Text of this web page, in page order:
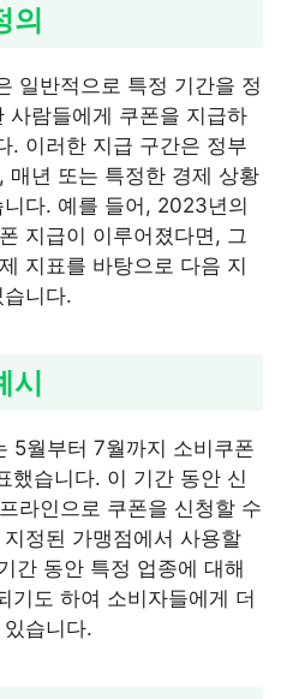
의
일반적으로 특정 기간을 정
사람들에게 쿠폰을 지급하
. 이러한 지급 구간은 정부
매년 또는 특정한 경제 상황
다. 예를 들어, 2023년의
지급이 이루어졌다면, 그
지표를 바탕으로 다음 지
니다.
시
5월부터 7월까지 소비쿠폰
했습니다. 이 기간 동안 신
라인으로 쿠폰을 신청할 수
정된 가맹점에서 사용할
간 동안 특정 업종에 대해
기도 하여 소비자들에게 더
습니다.